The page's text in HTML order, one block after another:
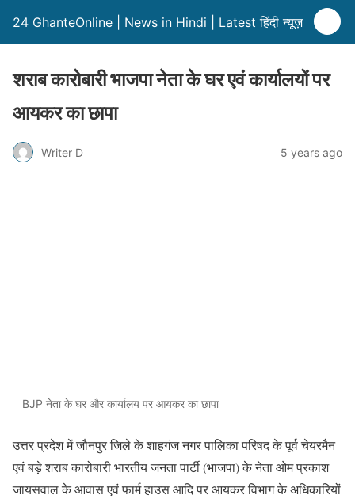
24 GhanteOnline | News in Hindi | Latest हिंदी न्यूज़
शराब कारोबारी भाजपा नेता के घर एवं कार्यालयों पर
आयकर का छापा
Writer D 5 years ago
BJP नेता के घर और कार्यालय पर आयकर का छापा
उत्तर प्रदेश में जौनपुर जिले के शाहगंज नगर पालिका परिषद के पूर्व चेयरमैन
एवं बड़े शराब कारोबारी भारतीय जनता पार्टी (भाजपा) के नेता ओम प्रकाश
जायसवाल के आवास एवं फार्म हाउस आदि पर आयकर विभाग के अधिकारियों